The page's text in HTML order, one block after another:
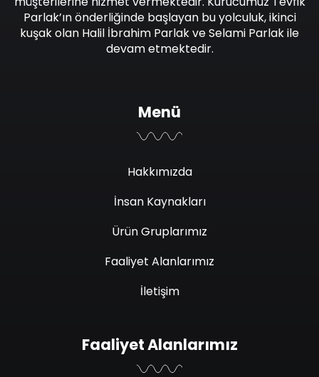
Parlak’ın önderliğinde başlayan bu yolculuk, ikinci
kuşak olan Halil İbrahim Parlak ve Selami Parlak ile
devam etmektedir.
Menü
Hakkımızda
İnsan Kaynakları
Ürün Gruplarımız
Faaliyet Alanlarımız
İletişim
Faaliyet Alanlarımız